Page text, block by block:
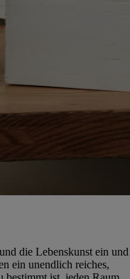
die Lebenskunst ein und
ein unendlich reiches,